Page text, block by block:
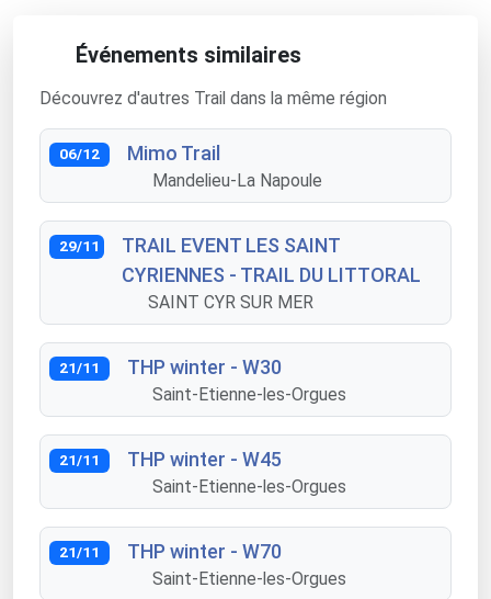
Événements similaires
Découvrez d'autres Trail dans la même région
06/12 Mimo Trail
Mandelieu-La Napoule
29/11
TRAIL EVENT LES SAINT
CYRIENNES - TRAIL DU LITTORAL
SAINT CYR SUR MER
21/11 THP winter - W30
Saint-Etienne-les-Orgues
21/11 THP winter - W45
Saint-Etienne-les-Orgues
21/11 THP winter - W70
Saint-Etienne-les-Orgues